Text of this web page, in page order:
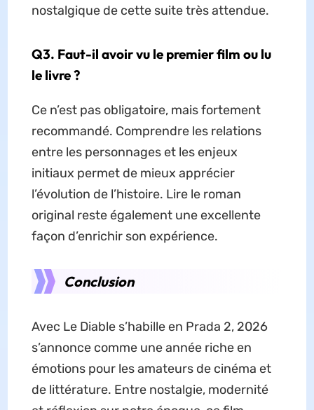
nostalgique de cette suite très attendue.
Q3. Faut-il avoir vu le premier film ou lu
le livre ?
Ce n’est pas obligatoire, mais fortement
recommandé. Comprendre les relations
entre les personnages et les enjeux
initiaux permet de mieux apprécier
l’évolution de l’histoire. Lire le roman
original reste également une excellente
façon d’enrichir son expérience.
Conclusion
Avec Le Diable s’habille en Prada 2, 2026
s’annonce comme une année riche en
émotions pour les amateurs de cinéma et
de littérature. Entre nostalgie, modernité